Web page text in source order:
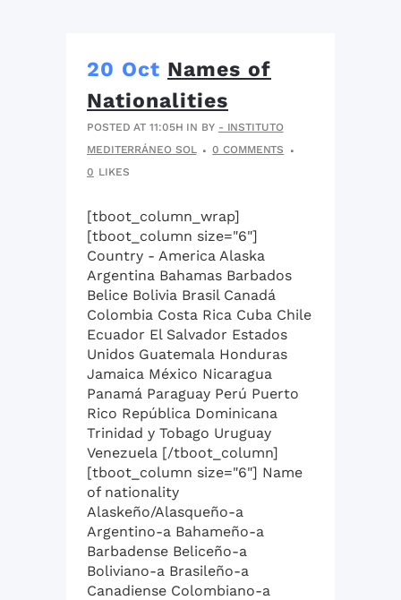
20 Oct Names of
Nationalities
POSTED AT 11:05H IN BY - INSTITUTO
MEDITERRÁNEO SOL
0 COMMENTS
0 LIKES
[tboot_column_wrap]
[tboot_column size="6"]
Country - America Alaska
Argentina Bahamas Barbados
Belice Bolivia Brasil Canadá
Colombia Costa Rica Cuba Chile
Ecuador El Salvador Estados
Unidos Guatemala Honduras
Jamaica México Nicaragua
Panamá Paraguay Perú Puerto
Rico República Dominicana
Trinidad y Tobago Uruguay
Venezuela [/tboot_column]
[tboot_column size="6"] Name
of nationality
Alaskeño/Alasqueño-a
Argentino-a Bahameño-a
Barbadense Beliceño-a
Boliviano-a Brasileño-a
Canadiense Colombiano-a